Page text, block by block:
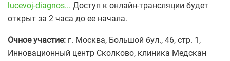
lucevoj-diagnos... Доступ к онлайн-трансляции будет
открыт за 2 часа до ее начала.
Очное участие: г. Москва, Большой бул., 46, стр. 1,
Инновационный центр Сколково, клиника Медскан